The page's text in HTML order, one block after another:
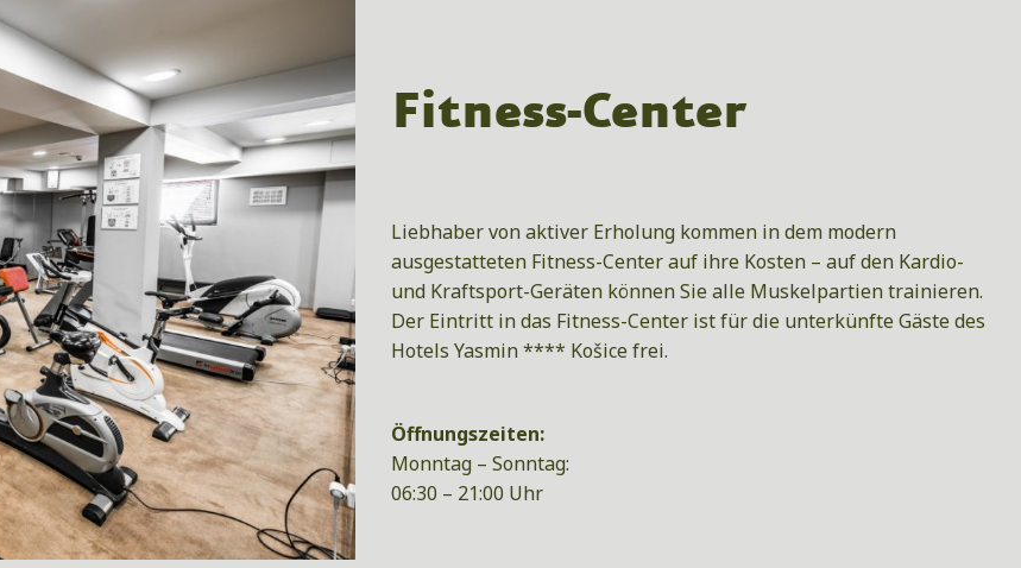
Fitness-Center
Liebhaber von aktiver Erholung kommen in dem modern
ausgestatteten Fitness-Center auf ihre Kosten – auf den Kardio-
und Kraftsport-Geräten können Sie alle Muskelpartien trainieren.
Der Eintritt in das Fitness-Center ist für die unterkünfte Gäste des
Hotels Yasmin **** Košice frei.
Öffnungszeiten:
Monntag – Sonntag:
06:30 – 21:00 Uhr